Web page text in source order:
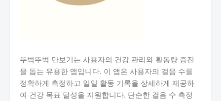
뚜벅뚜벅 만보기는 사용자의 건강 관리와 활동량 증진
을 돕는 유용한 앱입니다. 이 앱은 사용자의 걸음 수를
정확하게 측정하고 일일 활동 기록을 상세하게 제공하
여 건강 목표 달성을 지원합니다. 단순한 걸음 수 측정